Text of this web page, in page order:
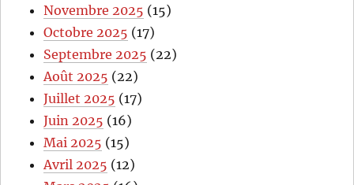
Novembre 2025 (15)
Octobre 2025 (17)
Septembre 2025 (22)
Août 2025 (22)
Juillet 2025 (17)
Juin 2025 (16)
Mai 2025 (15)
Avril 2025 (12)